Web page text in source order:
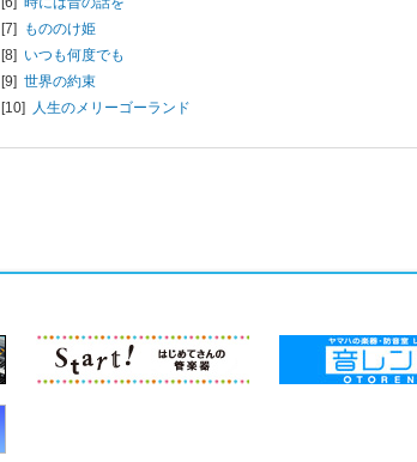
[7] もののけ姫
[8] いつも何度でも
[9] 世界の約束
[10] 人生のメリーゴーランド